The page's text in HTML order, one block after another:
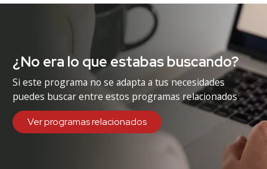
¿No era lo que estabas buscando?
Si este programa no se adapta a tus necesidades
puedes buscar entre estos programas relacionados
Ver programas relacionados